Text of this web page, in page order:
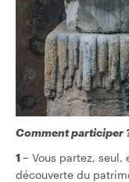
Comment participer
1 – Vous partez, seul,
découverte du